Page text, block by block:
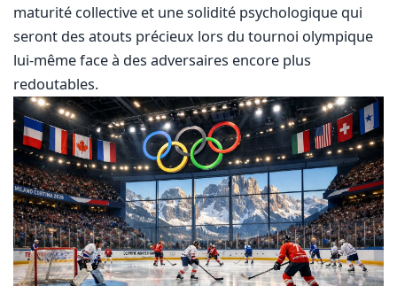
maturité collective et une solidité psychologique qui
seront des atouts précieux lors du tournoi olympique
lui-même face à des adversaires encore plus
redoutables.